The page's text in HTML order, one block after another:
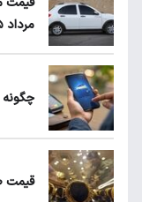
مرداد ۱۴۰۵
قیمت